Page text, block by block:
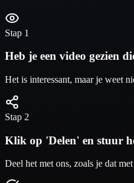
Stap 1
Heb je een video gezien
Het is interessant, maar je weet
Stap 2
Klik op 'Delen' en stuur
Deel het met ons, zoals je dat